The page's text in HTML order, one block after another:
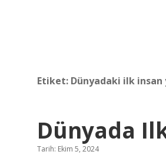
Etiket: Dünyadaki ilk
Dünyada
Tarih: Ekim 5, 2024